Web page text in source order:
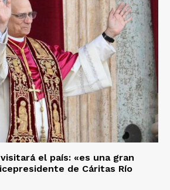
el país: «es una gran
de Cáritas Río